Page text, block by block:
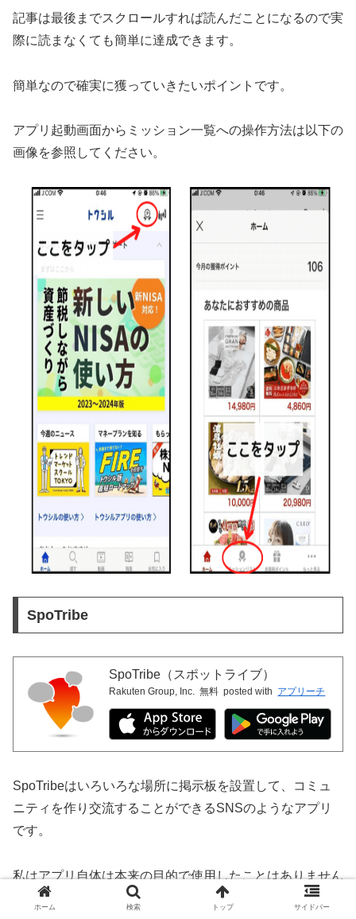
記事は最後までスクロールすれば読んだことになるので実
際に読まなくても簡単に達成できます。
簡単なので確実に獲っていきたいポイントです。
アプリ起動画面からミッション一覧への操作方法は以下の
画像を参照してください。
SpoTribe
SpoTribe（スポットライブ）
Rakuten Group, Inc. 無料 posted with アプリーチ
SpoTribeはいろいろな場所に掲示板を設置して、コミュ
ニティを作り交流することができるSNSのようなアプリ
です。
私はアプリ自体は本来の目的で使用したことはありません
が、楽天IDと連携することで楽天リワードでポイントを貯
ホーム 検索 トップ サイドバー